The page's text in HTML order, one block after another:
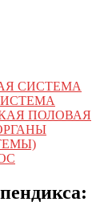
СИСТЕМА
ПОЛОВАЯ